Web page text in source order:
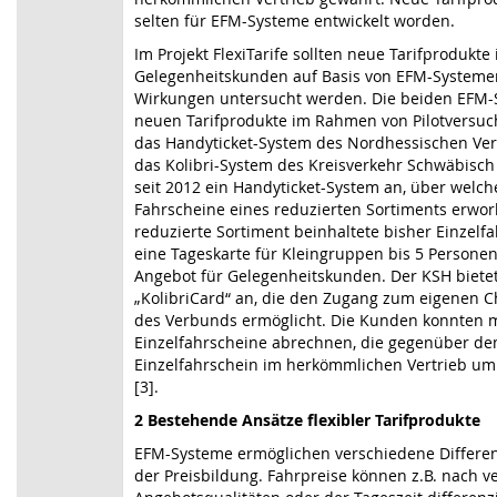
selten für EFM-Systeme entwickelt worden.
Im Projekt FlexiTarife sollten neue
Gelegenheitskunden auf Basis von EFM-
Wirkungen untersucht werden. Die beiden
neuen Tarifprodukte im Rahmen von
das Handyticket-System des Nordhessischen
das Kolibri-System des Kreisverkehr
seit 2012 ein Handyticket-System an, über
Fahrscheine eines reduzierten Sortiments
reduzierte Sortiment beinhaltete bisher
eine Tageskarte für Kleingruppen bis 5
Angebot für Gelegenheitskunden. Der KSH
„KolibriCard“ an, die den Zugang zum eigenen
des Verbunds ermöglicht. Die Kunden konnten
Einzelfahrscheine abrechnen, die gegenüber
Einzelfahrschein im herkömmlichen Vertrieb
[3].
2 Bestehende Ansätze flexibler Tarifprodukte
EFM-Systeme ermöglichen verschiedene
der Preisbildung. Fahrpreise können z.B. nach